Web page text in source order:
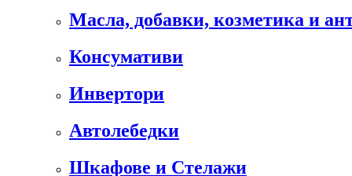
Масла, добавки, козметика и
Консумативи
Инвертори
Автолебедки
Шкафове и Стелажи